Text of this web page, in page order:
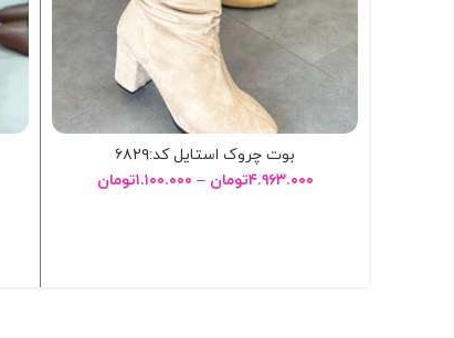
بوت چروک استایل کد:۶۸۲۹
۴.۹۶۳.۰۰۰تومان – ۱.۱۰۰.۰۰۰تومان